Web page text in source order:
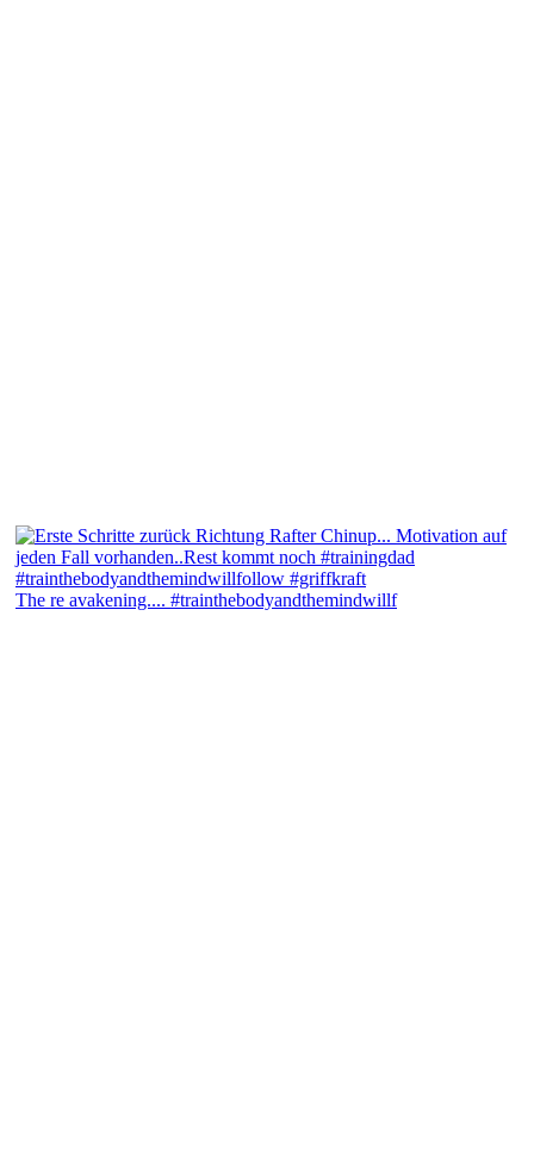
The re avakening.... #trainthebodyandthemindwillf